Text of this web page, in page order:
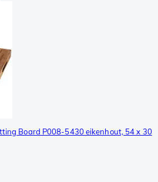
Board P008-5430 eikenhout, 54 x 30